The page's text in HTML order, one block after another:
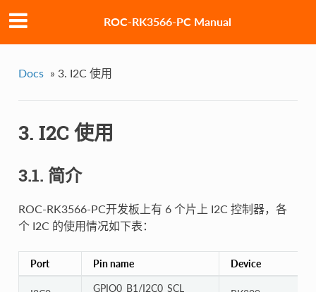
ROC-RK3566-PC Manual
Docs » 3. I2C 使用
3. I2C 使用
3.1. 简介
ROC-RK3566-PC开发板上有 6 个片上 I2C 控制器，各
个 I2C 的使用情况如下表：
Port Pin name Device
GPIO0_B1/I2C0_SCL